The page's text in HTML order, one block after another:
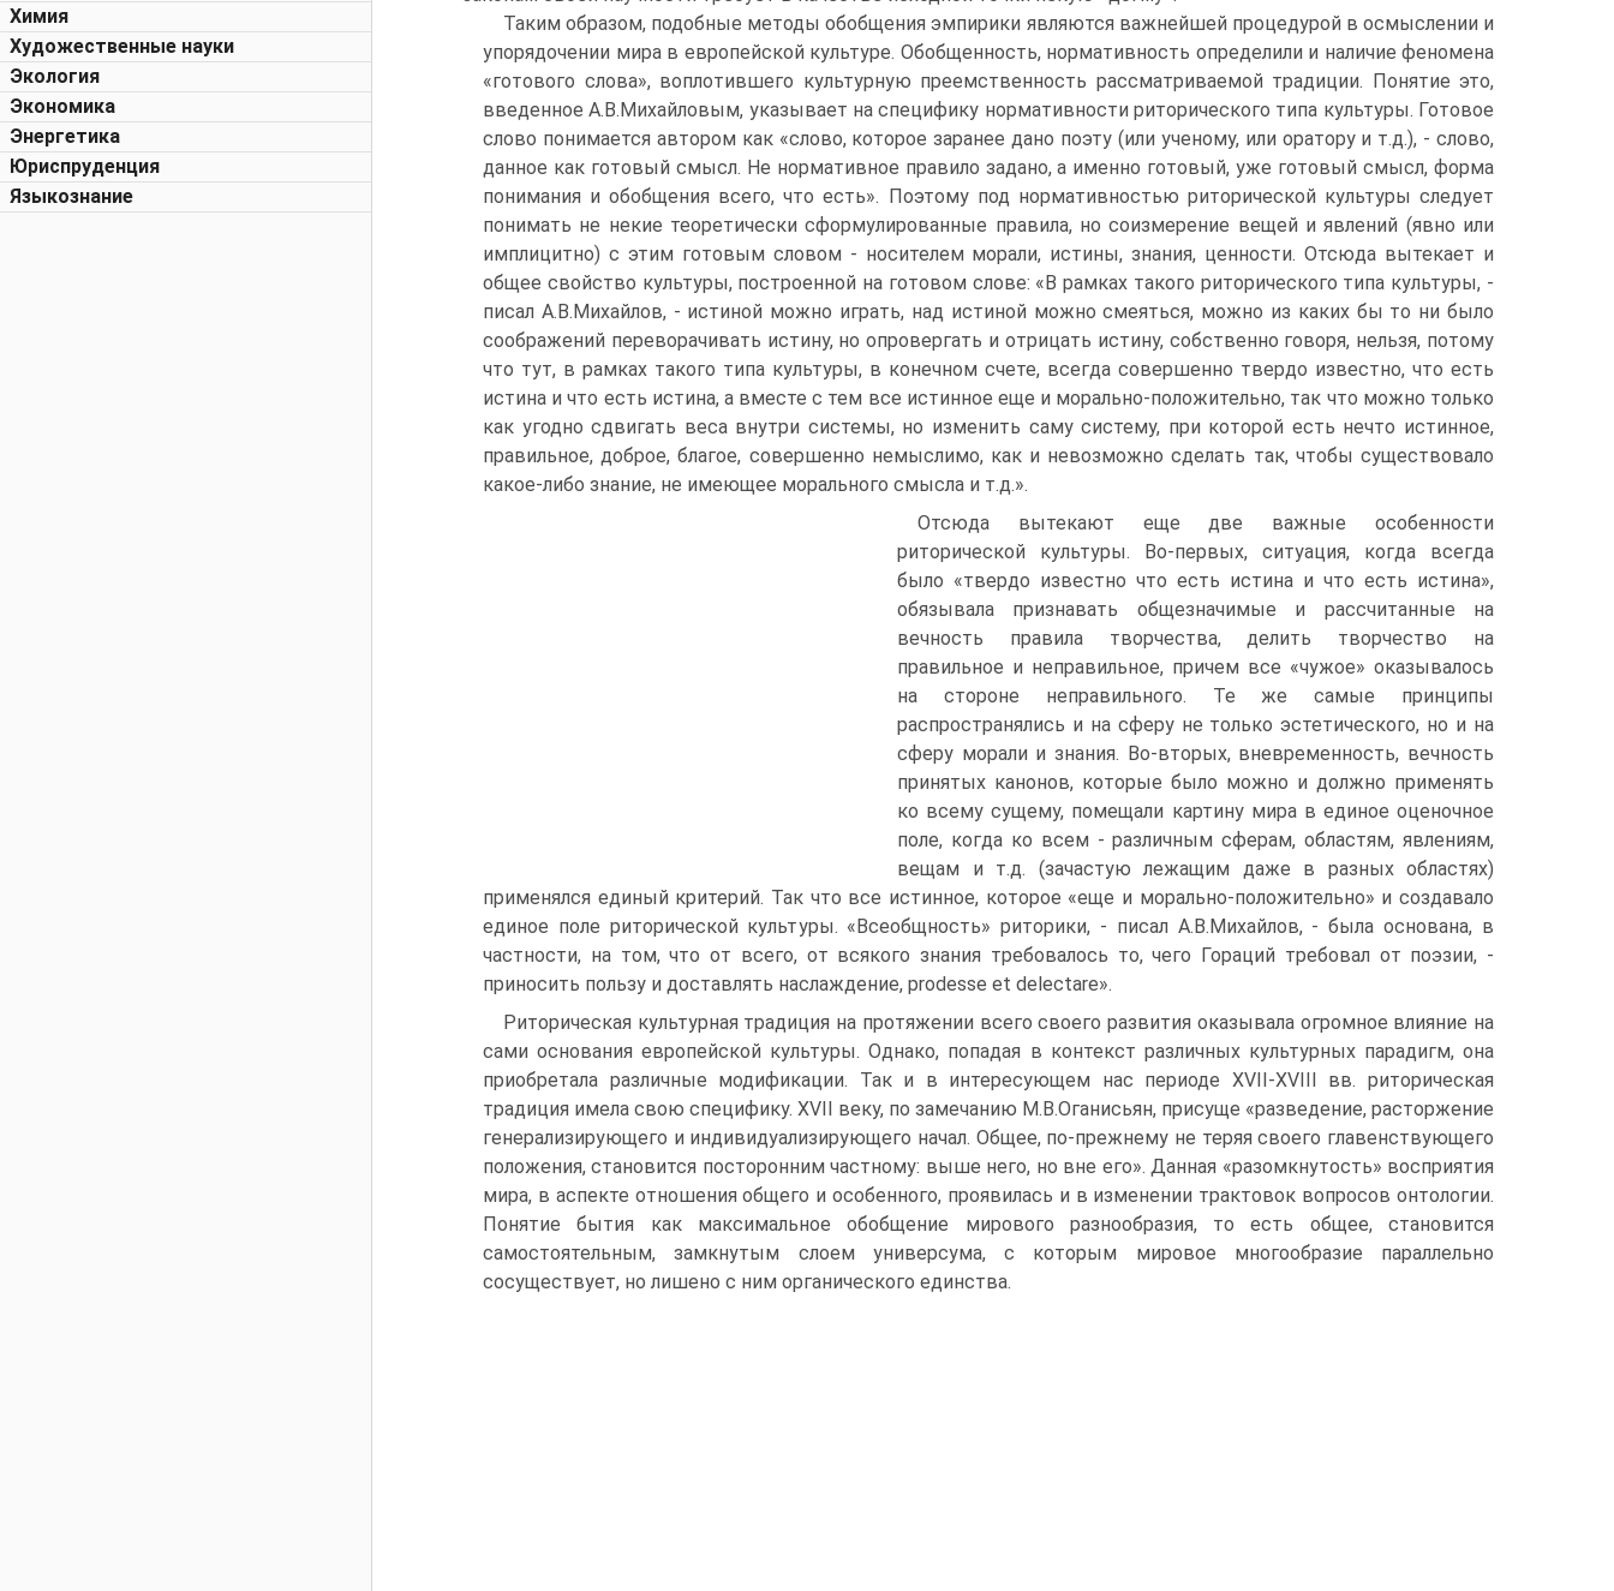
Химия
Художественные науки
Экология
Экономика
Энергетика
Юриспруденция
Языкознание
Таким образом, подобные методы обобщения эмпирики являются важнейшей процедурой в осмыслении и
упорядочении мира в европейской культуре. Обобщенность, нормативность определили и наличие феномена
«готового слова», воплотившего культурную преемственность рассматриваемой традиции. Понятие это,
введенное А.В.Михайловым, указывает на специфику нормативности риторического типа культуры. Готовое
слово понимается автором как «слово, которое заранее дано поэту (или ученому, или оратору и т.д.), - слово,
данное как готовый смысл. Не нормативное правило задано, а именно готовый, уже готовый смысл, форма
понимания и обобщения всего, что есть». Поэтому под нормативностью риторической культуры следует
понимать не некие теоретически сформулированные правила, но соизмерение вещей и явлений (явно или
имплицитно) с этим готовым словом - носителем морали, истины, знания, ценности. Отсюда вытекает и
общее свойство культуры, построенной на готовом слове: «В рамках такого риторического типа культуры, -
писал А.В.Михайлов, - истиной можно играть, над истиной можно смеяться, можно из каких бы то ни было
соображений переворачивать истину, но опровергать и отрицать истину, собственно говоря, нельзя, потому
что тут, в рамках такого типа культуры, в конечном счете, всегда совершенно твердо известно, что есть
истина и что есть истина, а вместе с тем все истинное еще и морально-положительно, так что можно только
как угодно сдвигать веса внутри системы, но изменить саму систему, при которой есть нечто истинное,
правильное, доброе, благое, совершенно немыслимо, как и невозможно сделать так, чтобы существовало
какое-либо знание, не имеющее морального смысла и т.д.».
Отсюда вытекают еще две важные особенности
риторической культуры. Во-первых, ситуация, когда всегда
было «твердо известно что есть истина и что есть истина»,
обязывала признавать общезначимые и рассчитанные на
вечность правила творчества, делить творчество на
правильное и неправильное, причем все «чужое» оказывалось
на стороне неправильного. Те же самые принципы
распространялись и на сферу не только эстетического, но и на
сферу морали и знания. Во-вторых, вневременность, вечность
принятых канонов, которые было можно и должно применять
ко всему сущему, помещали картину мира в единое оценочное
поле, когда ко всем - различным сферам, областям, явлениям,
вещам и т.д. (зачастую лежащим даже в разных областях)
применялся единый критерий. Так что все истинное, которое «еще и морально-положительно» и создавало
единое поле риторической культуры. «Всеобщность» риторики, - писал А.В.Михайлов, - была основана, в
частности, на том, что от всего, от всякого знания требовалось то, чего Гораций требовал от поэзии, -
приносить пользу и доставлять наслаждение, prodesse et delectare».
Риторическая культурная традиция на протяжении всего своего развития оказывала огромное влияние на
сами основания европейской культуры. Однако, попадая в контекст различных культурных парадигм, она
приобретала различные модификации. Так и в интересующем нас периоде XVII-XVIII вв. риторическая
традиция имела свою специфику. XVII веку, по замечанию М.В.Оганисьян, присуще «разведение, расторжение
генерализирующего и индивидуализирующего начал. Общее, по-прежнему не теряя своего главенствующего
положения, становится посторонним частному: выше него, но вне его». Данная «разомкнутость» восприятия
мира, в аспекте отношения общего и особенного, проявилась и в изменении трактовок вопросов онтологии.
Понятие бытия как максимальное обобщение мирового разнообразия, то есть общее, становится
самостоятельным, замкнутым слоем универсума, с которым мировое многообразие параллельно
сосуществует, но лишено с ним органического единства.